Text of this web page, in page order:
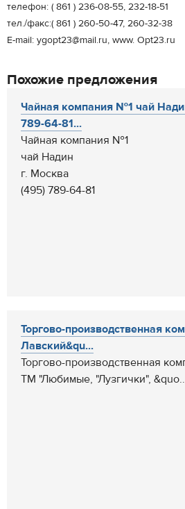
телефон: ( 861 ) 236-08-55, 232-18-51
тел./факс:( 861 ) 260-50-47, 260-32-38
Е-mail: ygopt23@mail.ru, www. Opt23.ru
Похожие предложения
Чайная компания №1 чай
789-64-81...
Чайная компания №1
чай Надин
г. Москва
(495) 789-64-81
Торгово-производственная
Лавский&qu...
Торгово-производственная
ТМ "Любимые, "Лузгички",